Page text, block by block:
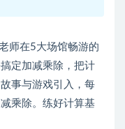
师在5大场馆畅游的
定加减乘除，把计
事与游戏引入，每
乘除。练好计算基